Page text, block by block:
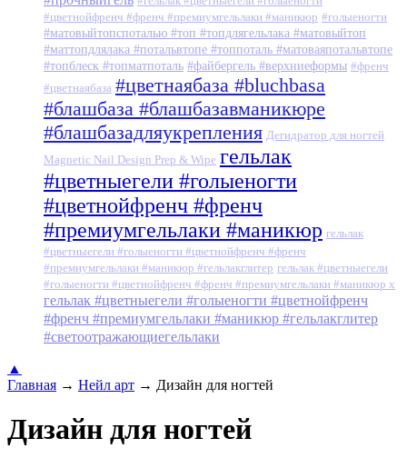
#цветнойфренч #френч #премиумгельлаки #маникюр #голыеногти
#матовыйтопспоталью #топ #топдлягельлака #матовыйтоп
#маттопдлялака #потальвтопе #топпоталь #матоваяпотальвтопе
#топблеск #топматпоталь #файбергель #верхниеформы #френч
#цветнаябаза #цветнаябаза #bluchbasa
#блашбаза #блашбазавманикюре
#блашбазадляукрепления Дегидратор для ногтей
Magnetic Nail Design Prep & Wipe гельлак
#цветныегели #голыеногти
#цветнойфренч #френч
#премиумгельлаки #маникюр гельлак
#цветныегели #голыеногти #цветнойфренч #френч
#премиумгельлаки #маникюр #гельлакглитер гельлак #цветныегели
#голыеногти #цветнойфренч #френч #премиумгельлаки #маникюр x
гельлак #цветныегели #голыеногти #цветнойфренч
#френч #премиумгельлаки #маникюр #гельлакглитер
#светоотражающиегельлаки
▲
Главная → Нейл арт → Дизайн для ногтей
Дизайн для ногтей